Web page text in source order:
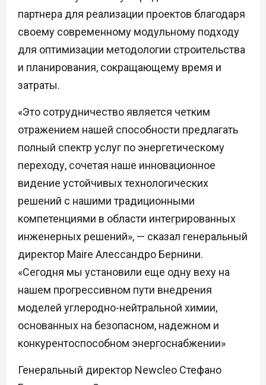
партнера для реализации проектов благодаря
своему современному модульному подходу
для оптимизации методологии строительства
и планирования, сокращающему время и
затраты.
«Это сотрудничество является четким
отражением нашей способности предлагать
полный спектр услуг по энергетическому
переходу, сочетая наше инновационное
видение устойчивых технологических
решений с нашими традиционными
компетенциями в области интегрированных
инженерных решений», — сказал генеральный
директор Maire Алессандро Бернини.
«Сегодня мы установили еще одну веху на
нашем прогрессивном пути внедрения
моделей углеродно-нейтральной химии,
основанных на безопасном, надежном и
конкурентоспособном энергоснабжении»
Генеральный директор Newcleo Стефано